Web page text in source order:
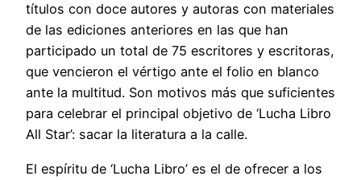
títulos con doce autores y autoras con materiales
de las ediciones anteriores en las que han
participado un total de 75 escritores y escritoras,
que vencieron el vértigo ante el folio en blanco
ante la multitud. Son motivos más que suficientes
para celebrar el principal objetivo de ‘Lucha Libro
All Star’: sacar la literatura a la calle.
El espíritu de ‘Lucha Libro’ es el de ofrecer a los